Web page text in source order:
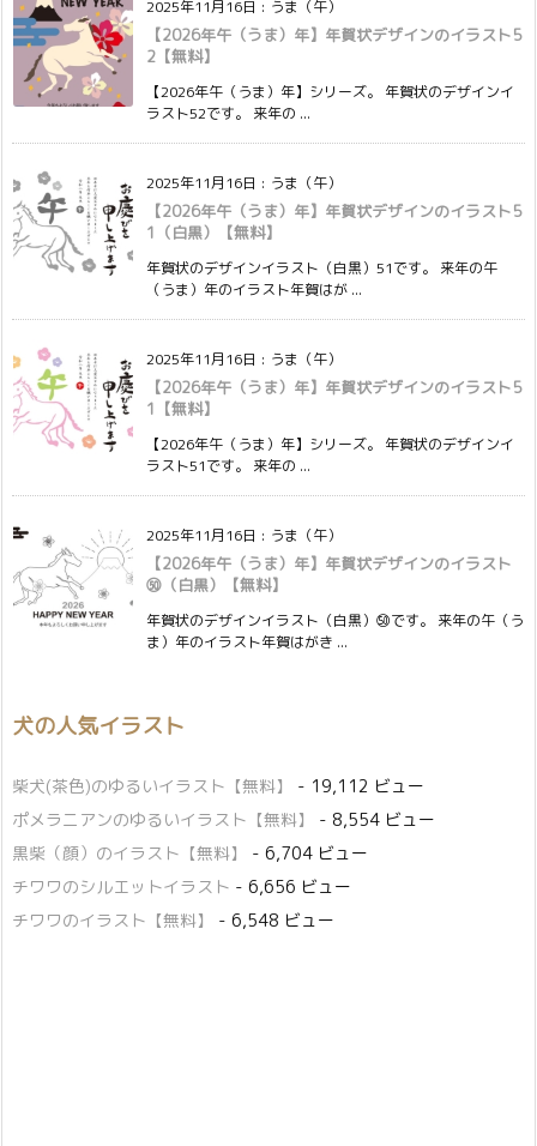
2025年11月16日 : うま（午）
【2026年午（うま）年】年賀状デザインのイラスト5
2【無料】
【2026年午（うま）年】シリーズ。 年賀状のデザインイ
ラスト52です。 来年の ...
2025年11月16日 : うま（午）
【2026年午（うま）年】年賀状デザインのイラスト5
1（白黒）【無料】
年賀状のデザインイラスト（白黒）51です。 来年の午
（うま）年のイラスト年賀はが ...
2025年11月16日 : うま（午）
【2026年午（うま）年】年賀状デザインのイラスト5
1【無料】
【2026年午（うま）年】シリーズ。 年賀状のデザインイ
ラスト51です。 来年の ...
2025年11月16日 : うま（午）
【2026年午（うま）年】年賀状デザインのイラスト
㊿（白黒）【無料】
年賀状のデザインイラスト（白黒）㊿です。 来年の午（う
ま）年のイラスト年賀はがき ...
犬の人気イラスト
柴犬(茶色)のゆるいイラスト【無料】
- 19,112 ビュー
ポメラニアンのゆるいイラスト【無料】
- 8,554 ビュー
黒柴（顔）のイラスト【無料】
- 6,704 ビュー
チワワのシルエットイラスト - 6,656 ビュー
チワワのイラスト【無料】
- 6,548 ビュー